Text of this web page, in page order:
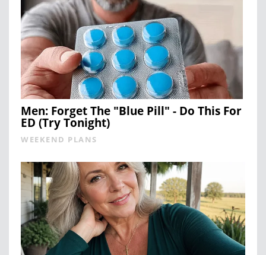
Men: Forget The "Blue Pill" - Do This For
ED (Try Tonight)
WEEKEND PLANS